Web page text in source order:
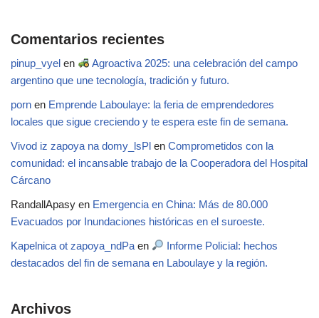
Comentarios recientes
pinup_vyel en
Agroactiva 2025: una celebración del campo
argentino que une tecnología, tradición y futuro.
porn en Emprende Laboulaye: la feria de emprendedores
locales que sigue creciendo y te espera este fin de semana.
Vivod iz zapoya na domy_lsPl en Comprometidos con la
comunidad: el incansable trabajo de la Cooperadora del Hospital
Cárcano
RandallApasy en Emergencia en China: Más de 80.000
Evacuados por Inundaciones históricas en el suroeste.
Kapelnica ot zapoya_ndPa en
Informe Policial: hechos
destacados del fin de semana en Laboulaye y la región.
Archivos